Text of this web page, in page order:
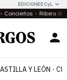
EDICIONES CyL
Conciertos Ribera del
Y LEÓN